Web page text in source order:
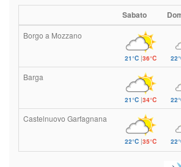
Sabato
Borgo a Mozzano
21°C|36°C
Barga
21°C|34°C
Castelnuovo Garfagnana
22°C|35°C